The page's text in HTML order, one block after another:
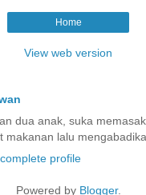
Home
View web version
dua anak, suka
makanan lalu
profile
Powered by Blogger.